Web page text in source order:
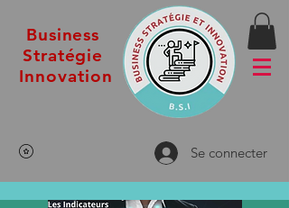
Business
Stratégie
Innovation
Se connecter